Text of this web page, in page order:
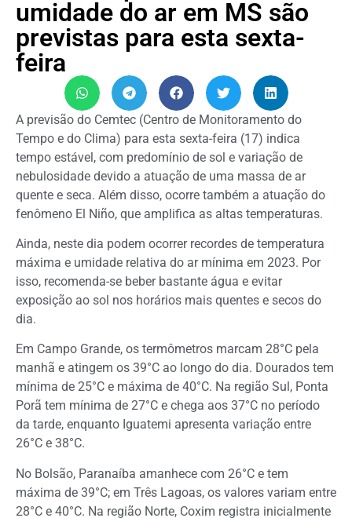
umidade do ar em MS são
previstas para esta sexta-
feira
A previsão do Cemtec (Centro de Monitoramento do
Tempo e do Clima) para esta sexta-feira (17) indica
tempo estável, com predomínio de sol e variação de
nebulosidade devido a atuação de uma massa de ar
quente e seca. Além disso, ocorre também a atuação do
fenômeno El Niño, que amplifica as altas temperaturas.
Ainda, neste dia podem ocorrer recordes de temperatura
máxima e umidade relativa do ar mínima em 2023. Por
isso, recomenda-se beber bastante água e evitar
exposição ao sol nos horários mais quentes e secos do
dia.
Em Campo Grande, os termômetros marcam 28°C pela
manhã e atingem os 39°C ao longo do dia. Dourados tem
mínima de 25°C e máxima de 40°C. Na região Sul, Ponta
Porã tem mínima de 27°C e chega aos 37°C no período
da tarde, enquanto Iguatemi apresenta variação entre
26°C e 38°C.
No Bolsão, Paranaíba amanhece com 26°C e tem
máxima de 39°C; em Três Lagoas, os valores variam entre
28°C e 40°C. Na região Norte, Coxim registra inicialmente